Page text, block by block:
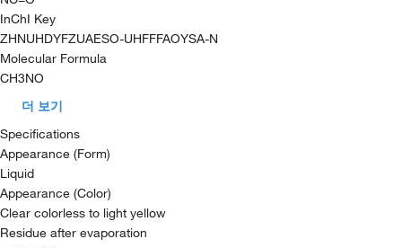
InChI Key
ZHNUHDYFZUAESO-UHFFFAOYSA-N
Molecular Formula
CH3NO
더 보기
Specifications
Appearance (Form)
Liquid
Appearance (Color)
Clear colorless to light yellow
Residue after evaporation